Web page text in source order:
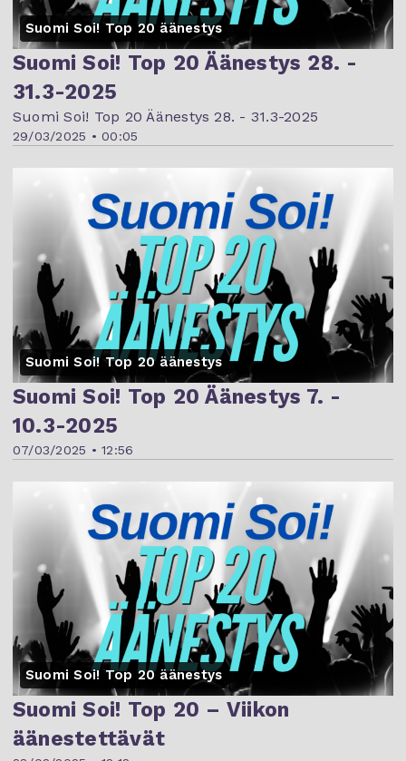
Suomi Soi! Top 20 äänestys
29/03/2025 • 00:05
Suomi Soi! Top 20 Äänestys 28. -
31.3-2025
Suomi Soi! Top 20 Äänestys 28. - 31.3-2025
Suomi Soi! Top 20 äänestys
07/03/2025 • 12:56
Suomi Soi! Top 20 Äänestys 7. -
10.3-2025
Suomi Soi! Top 20 äänestys
Suomi Soi! Top 20 – Viikon
äänestettävät